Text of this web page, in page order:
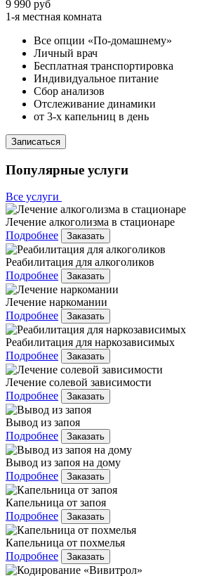
9 990 руб
1-я местная комната
Все опции «По-домашнему»
Личный врач
Бесплатная транспортировка
Индивидуальное питание
Сбор анализов
Отслеживание динамики
от 3-х капельниц в день
Записаться
Популярные услуги
Все услуги
Лечение алкоголизма в стационаре
Подробнее
Заказать
Реабилитация для алкоголиков
Подробнее
Заказать
Лечение наркомании
Подробнее
Заказать
Реабилитация для наркозависимых
Подробнее
Заказать
Лечение солевой зависимости
Подробнее
Заказать
Вывод из запоя
Подробнее
Заказать
Вывод из запоя на дому
Подробнее
Заказать
Капельница от запоя
Подробнее
Заказать
Капельница от похмелья
Подробнее
Заказать